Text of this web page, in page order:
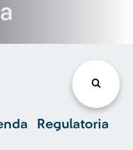
Regulatoria